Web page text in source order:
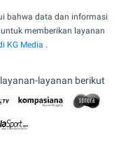
bahwa data dan informasi
memberikan layanan
KG Media .
layanan berikut